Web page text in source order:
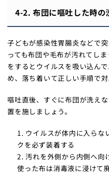
4-2. 布団に嘔吐した時の
子どもが感染性胃腸炎などで
っても布団や毛布が汚れてし
をするとウイルスを吸い込ん
め、落ち着いて正しい手順で対
嘔吐直後、すぐに布団が洗え
置を施しましょう。
ウイルスが体内に入らな
クを必ず装着する
汚れを外側から内側へ向
使った布は消毒液に浸けて